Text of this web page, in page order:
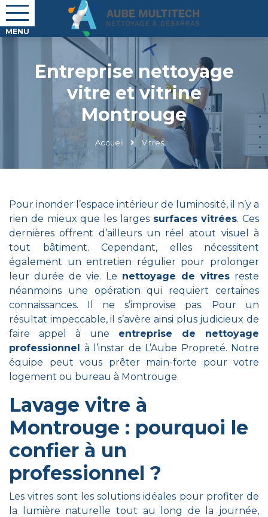
Entreprise nettoyage
vitre et vitrine
Montrouge
Accueil Vitres
Pour inonder l’espace intérieur de luminosité, il n’y a
rien de mieux que les larges surfaces vitrées. Ces
dernières offrent d’ailleurs un réel atout visuel à
tout bâtiment. Cependant, elles nécessitent
également un entretien régulier pour prolonger
leur durée de vie. Le nettoyage de vitres reste
néanmoins une opération qui requiert certaines
connaissances. Il ne s’improvise pas. Pour un
résultat impeccable, il s’avère ainsi plus judicieux de
faire appel à une entreprise de nettoyage
professionnel à l’instar de L’Aube Propreté. Notre
équipe peut vous prêter main-forte pour votre
logement ou bureau à Montrouge.
Lavage vitre à
Montrouge : pourquoi le
confier à un
professionnel ?
Les vitres sont les solutions idéales pour profiter de
la lumière naturelle tout au long de la journée,